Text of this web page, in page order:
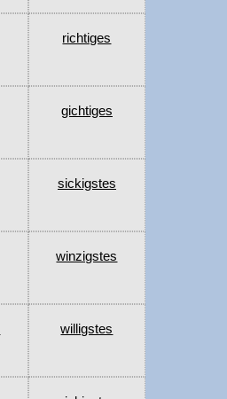
richtiges
gichtiges
sickigstes
winzigstes
willigstes